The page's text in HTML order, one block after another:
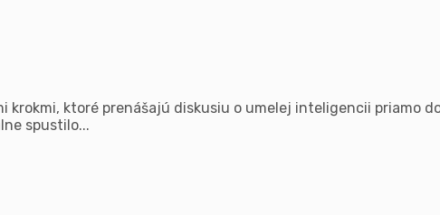
ktoré prenášajú diskusiu o umelej inteligencii priamo
spustilo...